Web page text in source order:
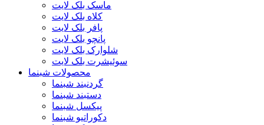
ماسک بلک لایت
کلاه بلک لایت
پافر بلک لایت
پانچو بلک لایت
شلوارک بلک لایت
سوئیشرت بلک لایت
محصولات شبنما
گردنبند شبنما
دستبند شبنما
پیکسل شبنما
دکوراتیو شبنما